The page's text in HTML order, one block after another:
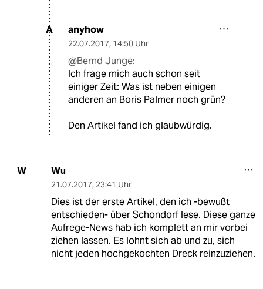
A anyhow
22.07.2017, 14:50 Uhr
@Bernd Junge:
Ich frage mich auch schon seit
einiger Zeit: Was ist neben einigen
anderen an Boris Palmer noch grün?
Den Artikel fand ich glaubwürdig.
W Wu
21.07.2017, 23:41 Uhr
Dies ist der erste Artikel, den ich -bewußt
entschieden- über Schondorf lese. Diese ganze
Aufrege-News hab ich komplett an mir vorbei
ziehen lassen. Es lohnt sich ab und zu, sich
nicht jeden hochgekochten Dreck reinzuziehen.